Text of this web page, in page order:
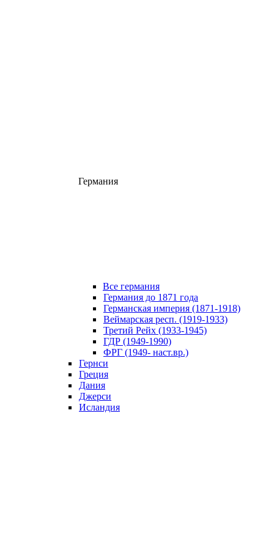
Германия
Все германия
Германия до 1871 года
Германская империя (1871-1918)
Веймарская респ. (1919-1933)
Третий Рейх (1933-1945)
ГДР (1949-1990)
ФРГ (1949- наст.вр.)
Гернси
Греция
Дания
Джерси
Исландия